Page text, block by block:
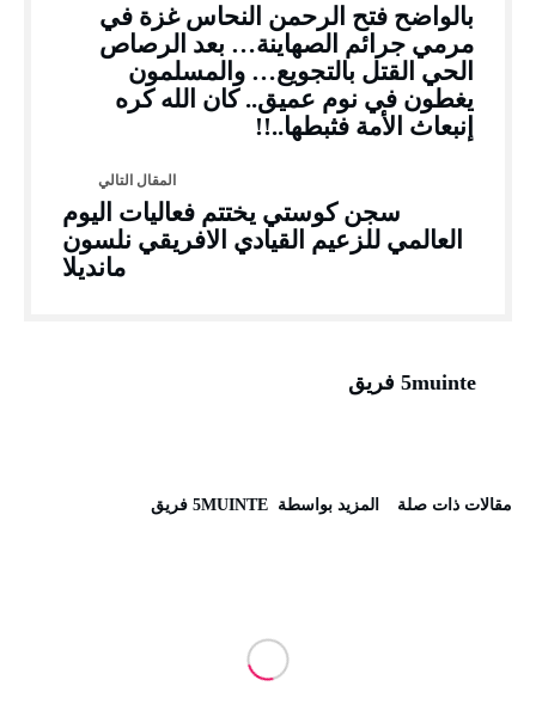
بالواضح فتح الرحمن النحاس غزة في
مرمي جرائم الصهاينة… بعد الرصاص
الحي القتل بالتجويع… والمسلمون
يغطون في نوم عميق.. كان الله كره
إنبعاث الأمة فثبطها..!!
سجن كوستي يختتم فعاليات اليوم
العالمي للزعيم القيادي الافريقي نلسون
مانديلا
5muinte فريق
‫مقالات ذات صلة‬ ‫‫المزيد بواسطة‬ ‬ 5MUINTE فريق